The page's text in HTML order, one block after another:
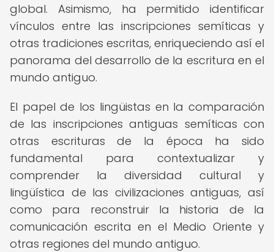
global. Asimismo, ha permitido identificar
vínculos entre las inscripciones semíticas y
otras tradiciones escritas, enriqueciendo así el
panorama del desarrollo de la escritura en el
mundo antiguo.
El papel de los lingüistas en la comparación
de las inscripciones antiguas semíticas con
otras escrituras de la época ha sido
fundamental para contextualizar y
comprender la diversidad cultural y
lingüística de las civilizaciones antiguas, así
como para reconstruir la historia de la
comunicación escrita en el Medio Oriente y
otras regiones del mundo antiguo.